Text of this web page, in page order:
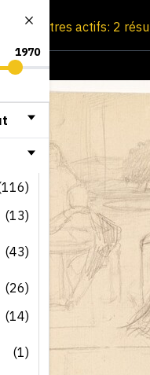
Filtres actifs: 2
(13)
(43)
(26)
(14)
(1)